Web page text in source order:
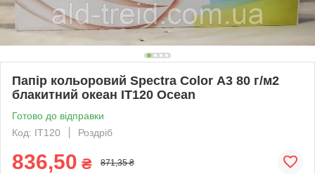
Папір кольоровий Spectra Color А3 80 г/м2
блакитний океан IT120 Ocean
Готово до відправки
Код: ІТ120
Роздріб
836,50 ₴ 871,35 ₴